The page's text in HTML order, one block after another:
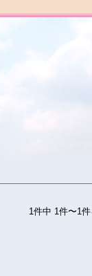
1件中 1件〜1